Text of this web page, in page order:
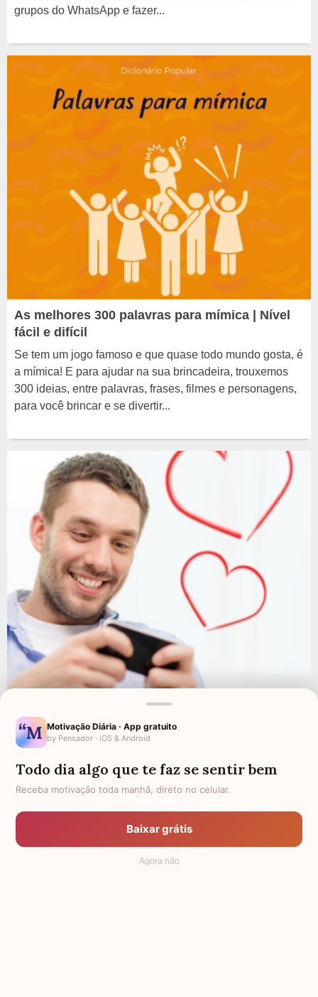
grupos do WhatsApp e fazer...
As melhores 300 palavras para mímica | Nível
fácil e difícil
Se tem um jogo famoso e que quase todo mundo gosta, é
a mímica! E para ajudar na sua brincadeira, trouxemos
300 ideias, entre palavras, frases, filmes e personagens,
para você brincar e se divertir...
60 indiretas para o crush se tocar e tomar
atitude
O amor é lindo, mas nem sempre é fácil de ser
demonstrado. Pode ser difícil expressar o que a gente
sente ou, apenas queremos dar uma acelerada no
Motivação Diária · App gratuito
by Pensador · iOS & Android
Todo dia algo que te faz se sentir bem
Receba motivação toda manhã, direto no celular.
Baixar grátis
Agora não